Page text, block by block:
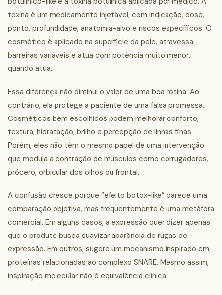
toxina é um medicamento injetável, com indicação, dose,
ponto, profundidade, anatomia-alvo e riscos específicos. O
cosmético é aplicado na superfície da pele, atravessa
barreiras variáveis e atua com potência muito menor,
quando atua.
Essa diferença não diminui o valor de uma boa rotina. Ao
contrário, ela protege a paciente de uma falsa promessa.
Cosméticos bem escolhidos podem melhorar conforto,
textura, hidratação, brilho e percepção de linhas finas.
Porém, eles não têm o mesmo papel de uma intervenção
que modula a contração de músculos como corrugadores,
prócero, orbicular dos olhos ou frontal.
A confusão cresce porque “efeito botox-like” parece uma
comparação objetiva, mas frequentemente é uma metáfora
comercial. Em alguns casos, a expressão quer dizer apenas
que o produto busca suavizar aparência de rugas de
expressão. Em outros, sugere um mecanismo inspirado em
proteínas relacionadas ao complexo SNARE. Mesmo assim,
inspiração molecular não é equivalência clínica.